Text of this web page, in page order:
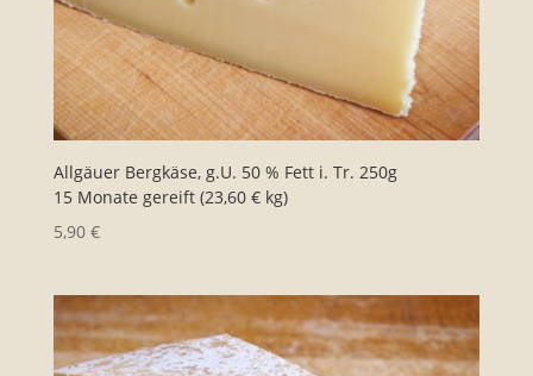
Allgäuer Bergkäse, g.U. 50 % Fett i. Tr. 250g
15 Monate gereift (23,60 € kg)
5,90 €